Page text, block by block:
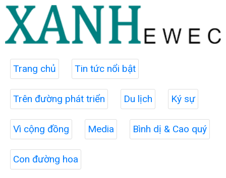
Trang chủ Tin tức nổi bật
Trên đường phát triển Du lịch Ký sự
Vì cộng đồng Media Bình dị & Cao quý
Con đường hoa